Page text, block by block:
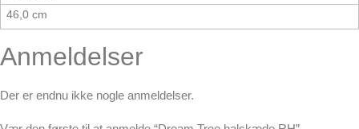
46,0 cm
Anmeldelser
Der er endnu ikke nogle anmeldelser.